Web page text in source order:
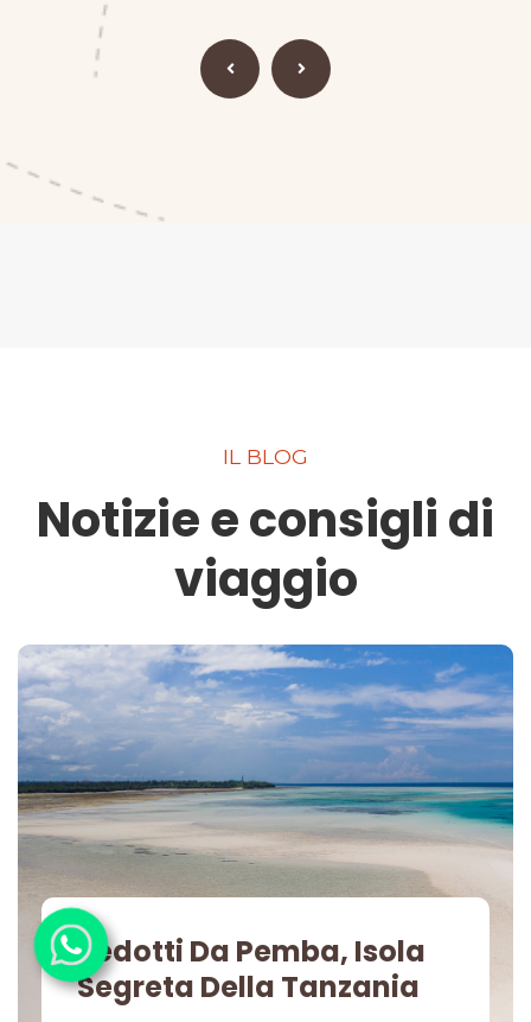
IL BLOG
Notizie e consigli di
viaggio
Sedotti Da Pemba, Isola
Segreta Della Tanzania